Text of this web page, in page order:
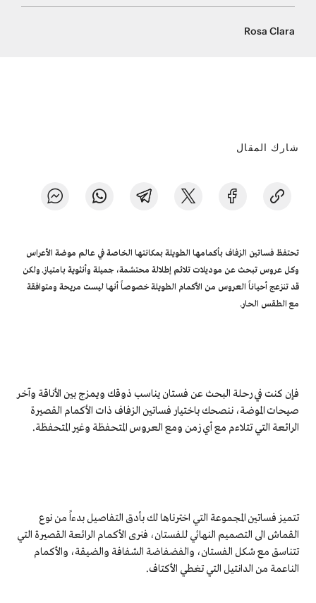
Rosa Clara
شارك المقال
تحتفظ فساتين الزفاف بأكمامها الطويلة بمكانتها الخاصة في عالم موضة الأعراس
وكل عروس تبحث عن موديلات تلائم إطلالة محتشمة، جميلة وأنثوية بامتياز. ولكن
قد تنزعج أحياناً العروس من الأكمام الطويلة خصوصاً أنها ليست مريحة ومتوافقة
مع الطقس الحار.
فإن كنت في رحلة البحث عن فستان يناسب ذوقك ويمزج بين الأناقة وآخر
صيحات الموضة، ننصحك باختيار فساتين الزفاف ذات الأكمام القصيرة
الرائعة التي تتلاءم مع أي زمن ومع العروس المتحفظة وغير المتحفظة.
تتميز فساتين المجموعة التي اخترناها لك بأدق التفاصيل بدءاً من نوع
القماش الى التصميم النهائي للفستان، فنرى الأكمام الرائعة القصيرة التي
تتناسق مع شكل الفستان، والفضفاضة الشفافة والضيقة، والأكمام
الناعمة من الدانتيل التي تغطي الأكتاف.